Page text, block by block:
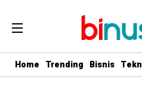
center} #geserkiri, #geserkanan {
display: none }
Home Trending Bisnis